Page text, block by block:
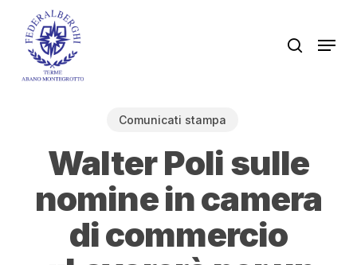
main
content
Comunicati stampa
Walter Poli sulle
nomine in camera
di commercio